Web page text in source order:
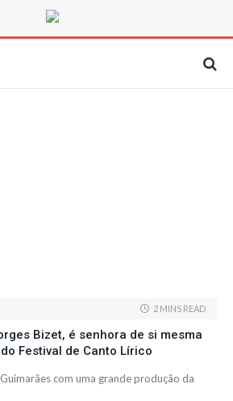
2 MINS READ
Bizet, é senhora de si mesma
Festival de Canto Lírico
com uma grande produção da